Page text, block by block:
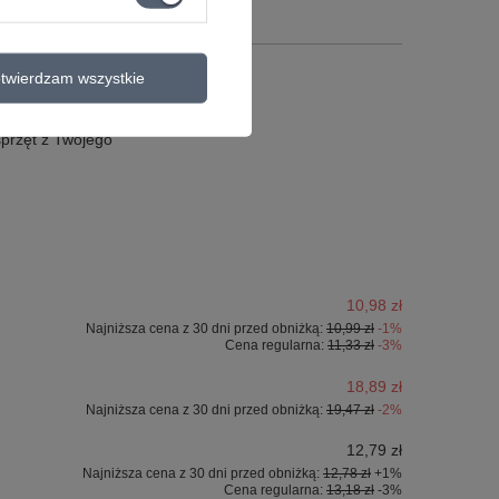
z Twojego
10,98 zł
Najniższa cena z 30 dni przed obniżką: 10,99 zł -1%
Cena regularna: 11,33 zł -3%
18,89 zł
Najniższa cena z 30 dni przed obniżką: 19,47 zł -2%
12,79 zł
Najniższa cena z 30 dni przed obniżką: 12,78 zł +1%
Cena regularna: 13,18 zł -3%
wszystkie